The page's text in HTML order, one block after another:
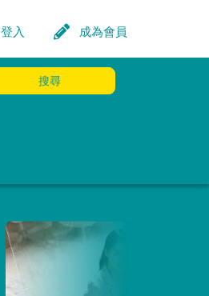
登入 成為會員
搜尋